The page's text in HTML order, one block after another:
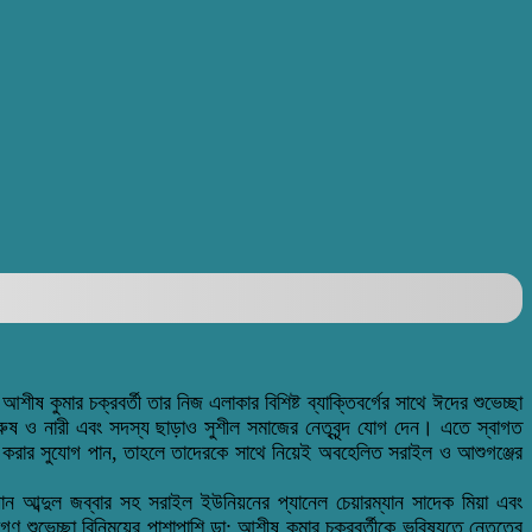
কুমার চক্রবর্তী তার নিজ এলাকার বিশিষ্ট ব্যাক্তিবর্গের সাথে ঈদের শুভেচ্ছা
ও নারী এবং সদস্য ছাড়াও সুশীল সমাজের নেতৃবৃন্দ যোগ দেন। এতে স্বাগত
সুযোগ পান, তাহলে তাদেরকে সাথে নিয়েই অবহেলিত সরাইল ও আশুগঞ্জের
আব্দুল জব্বার সহ সরাইল ইউনিয়নের প্যানেল চেয়ারম্যান সাদেক মিয়া এবং
শুভেচ্ছা বিনিময়ের পাশাপাশি ডা: আশীষ কুমার চক্রবর্তীকে ভবিষ্যতে নেতৃত্বে